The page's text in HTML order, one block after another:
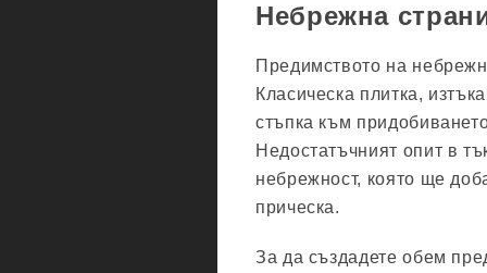
Небрежна
Предимството на
Класическа плитка,
стъпка към
Недостатъчният опит в
небрежност, която ще
прическа.
За да създадете обем